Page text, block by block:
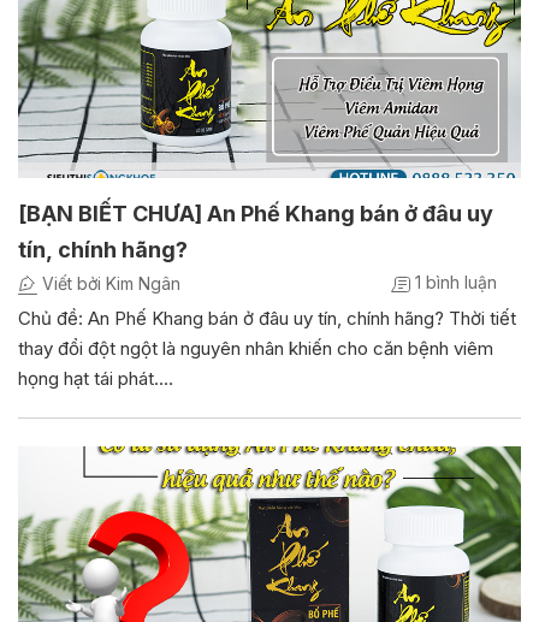
[BẠN BIẾT CHƯA] An Phế Khang bán ở đâu uy
tín, chính hãng?
Viết bởi Kim Ngân 1 bình luận
Chủ đề: An Phế Khang bán ở đâu uy tín, chính hãng? Thời tiết
thay đổi đột ngột là nguyên nhân khiến cho căn bệnh viêm
họng hạt tái phát.…